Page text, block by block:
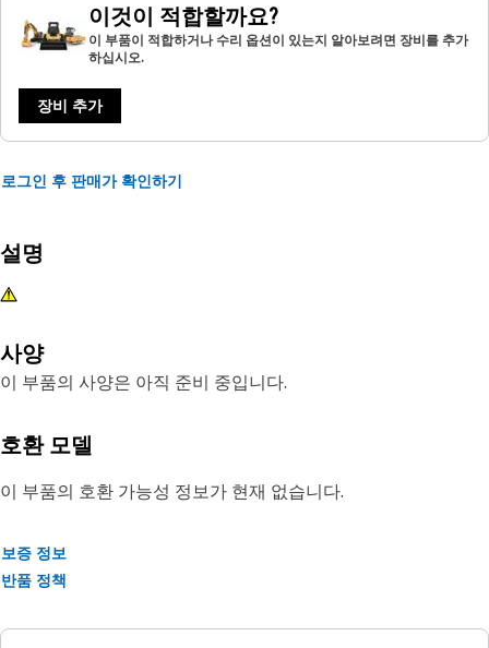
이것이 적합할까요?
이 부품이 적합하거나 수리 옵션이 있는지 알아보려면 장비를 추가
하십시오.
장비 추가
로그인 후 판매가 확인하기
설명
사양
이 부품의 사양은 아직 준비 중입니다.
호환 모델
이 부품의 호환 가능성 정보가 현재 없습니다.
보증 정보
반품 정책